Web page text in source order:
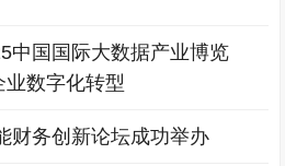
中国国际大数据产业博览
数字化转型
财务创新论坛成功举办